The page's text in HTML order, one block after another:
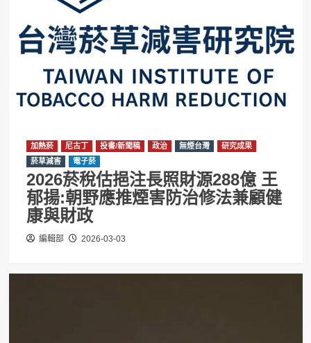
加熱菸 尼古丁 投書/新聞稿 政治 無煙台灣
研究成果
菸草減害
電子菸
2026菸稅估挹注長照財源288億 王
郁揚:朝野應推煙害防治修法兼顧健
康與財政
編輯部 2026-03-03